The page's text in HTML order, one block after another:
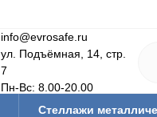
info@evrosafe.ru
ул. Подъёмная, 14, стр.
7
Пн-Вс: 8.00-20.00
Стеллажи